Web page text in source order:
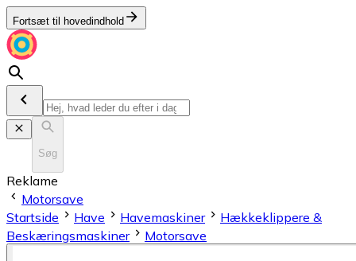
Fortsæt til hovedindhold
Søg
Reklame
Motorsave
Startside
Have Havemaskiner
Hækkeklippere &
Beskæringsmaskiner
Motorsave